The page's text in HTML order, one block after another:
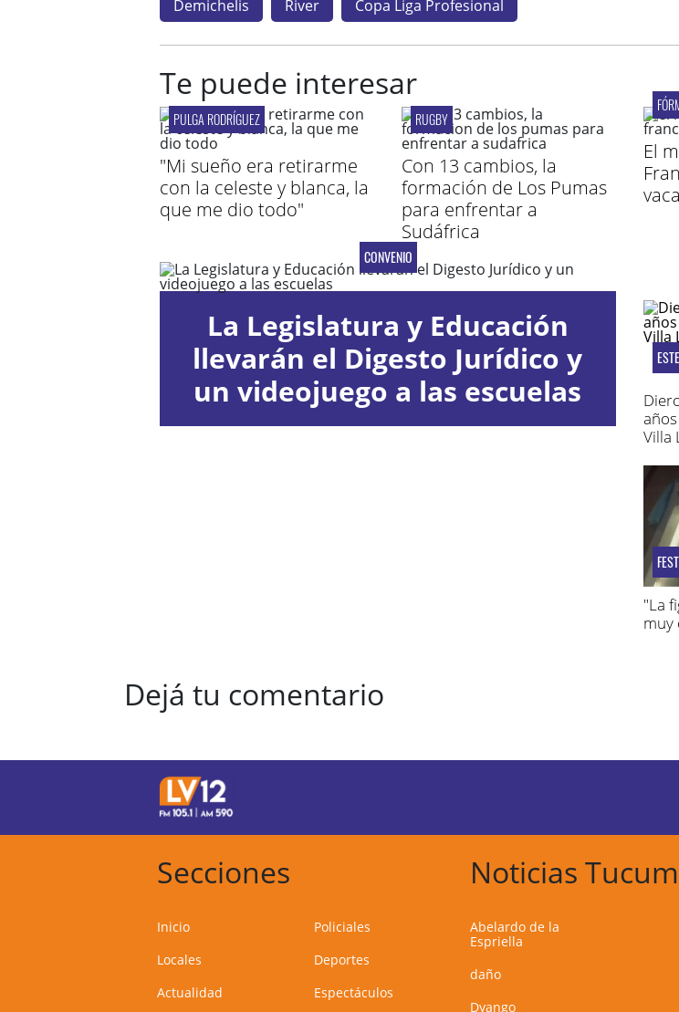
Demichelis River Copa Liga Profesional
Te puede interesar
PULGA RODRÍGUEZ
"Mi sueño era retirarme
con la celeste y blanca, la
que me dio todo"
RUGBY
Con 13 cambios, la
formación de Los Pumas
para enfrentar a
Sudáfrica
El
CONVENIO
La Legislatura y Educación
llevarán el Digesto Jurídico y
un videojuego a las escuelas
Villa
"La
muy
Dejá tu comentario
Secciones
Inicio
Locales
Actualidad
Policiales
Deportes
Espectáculos
Noticias
Abelardo de la
Espriella
daño
Dyango